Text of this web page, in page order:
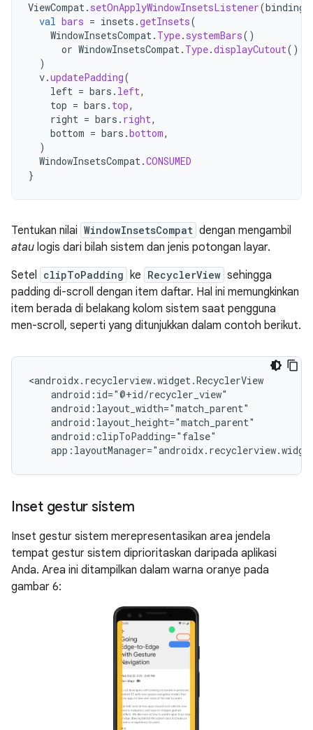
ViewCompat. setOnApplyWindowInsetsListener(binding
val bars = insets .getInsets(
WindowInsetsCompat. Type. systemBars()
or WindowInsetsCompat. Type.displayCutout()
)
v.updatePadding(
left = bars . left,
top = bars . top,
right = bars . right,
bottom = bars .bottom,
)
WindowInsetsCompat.CONSUMED
}
Tentukan nilai WindowInsetsCompat dengan mengambil
atau logis dari bilah sistem dan jenis potongan layar.
Setel clipToPadding ke RecyclerView sehingga
padding di-scroll dengan item daftar. Hal ini memungkinkan
item berada di belakang kolom sistem saat pengguna
men-scroll, seperti yang ditunjukkan dalam contoh berikut.
<androidx.recyclerview.widget.RecyclerView
    android:id="@+id/recycler_view"
    android:layout_width="match_parent"
    android:layout_height="match_parent"
    android:clipToPadding="false"
Inset gestur sistem
Inset gestur sistem merepresentasikan area jendela
tempat gestur sistem diprioritaskan daripada aplikasi
Anda. Area ini ditampilkan dalam warna oranye pada
gambar 6: